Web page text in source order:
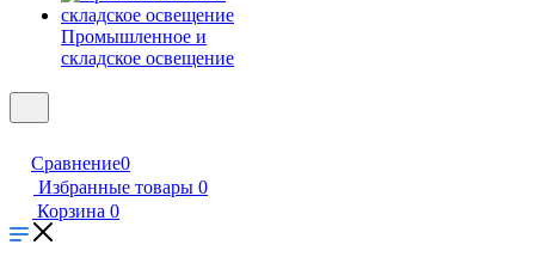
Промышленное и
складское освещение
Сравнение0
Избранные товары 0
Корзина 0